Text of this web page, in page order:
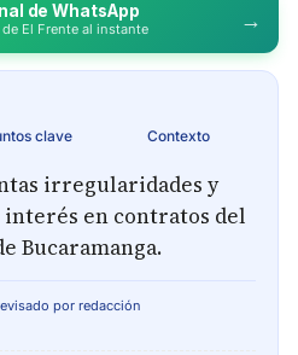
de WhatsApp
El Frente al instante →
clave Contexto
irregularidades y
en contratos del
Bucaramanga.
por redacción